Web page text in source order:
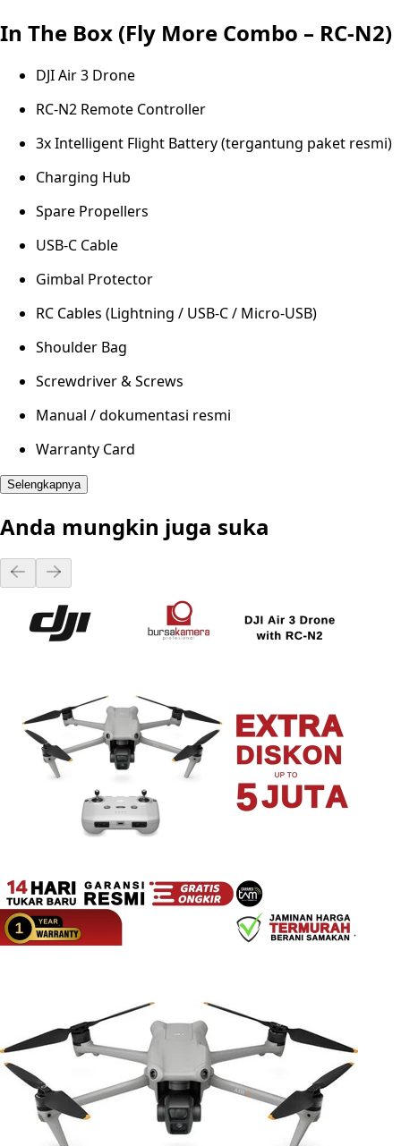
In The Box (Fly More Combo – RC-N2)
DJI Air 3 Drone
RC-N2 Remote Controller
3x Intelligent Flight Battery (tergantung paket resmi)
Charging Hub
Spare Propellers
USB-C Cable
Gimbal Protector
RC Cables (Lightning / USB-C / Micro-USB)
Shoulder Bag
Screwdriver & Screws
Manual / dokumentasi resmi
Warranty Card
Selengkapnya
Anda mungkin juga suka